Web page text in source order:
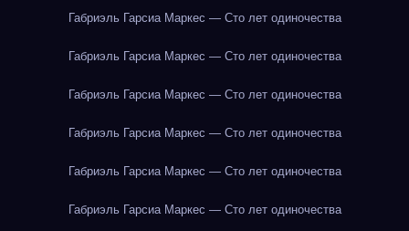
Габриэль Гарсиа Маркес — Сто лет одиночества
Габриэль Гарсиа Маркес — Сто лет одиночества
Габриэль Гарсиа Маркес — Сто лет одиночества
Габриэль Гарсиа Маркес — Сто лет одиночества
Габриэль Гарсиа Маркес — Сто лет одиночества
Габриэль Гарсиа Маркес — Сто лет одиночества